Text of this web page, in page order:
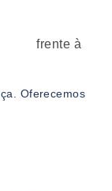
Oferecemos